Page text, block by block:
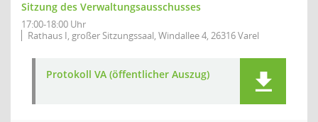
Sitzung des Verwaltungsausschusses
17:00-18:00 Uhr
Rathaus I, großer Sitzungssaal, Windallee 4, 26316 Varel
Protokoll VA (öffentlicher Auszug)